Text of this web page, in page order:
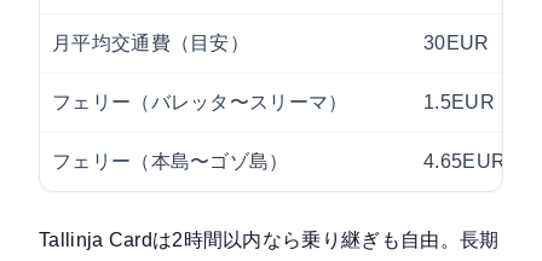
月平均交通費（目安） 30EUR
フェリー（バレッタ〜スリーマ） 1.5EUR
フェリー（本島〜ゴゾ島） 4.65EUR〜
Tallinja Cardは2時間以内なら乗り継ぎも自由。長期